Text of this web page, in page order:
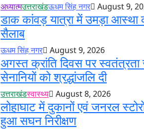
अध्यात्मउत्तराखंडऊधम सिंह नगर August 9,
डाक कांवड़ यात्रा में उमड़ा आस्था
सैलाब
ऊधम सिंह नगर August 9, 2026
अगस्त क्रांति दिवस पर स्वतंत्रता
सेनानियों को श्रद्धांजलि दी
उत्तराखंडस्वास्थ्य August 8, 2026
लोहाघाट में दुकानों एवं जनरल
हुआ सघन निरीक्षण